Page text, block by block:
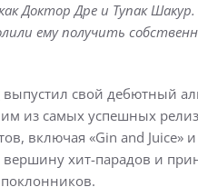
Доктор Дре и Тупак
ему получить
выпустил свой дебютный
из самых успешных
включая «Gin and Juice»
вершину хит-парадов и